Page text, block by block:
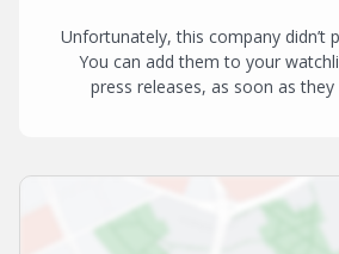
Unfortunately, this company didn’t
You can add them to your
press releases, as soon as they